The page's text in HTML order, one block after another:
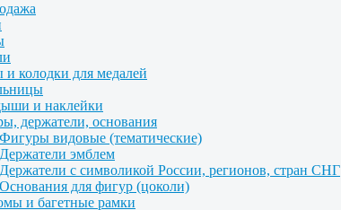
и колодки для медалей
и наклейки
держатели, основания
Фигуры видовые (тематические)
Держатели эмблем
Держатели с символикой России, регионов, стран СНГ
Основания для фигур (цоколи)
и багетные рамки